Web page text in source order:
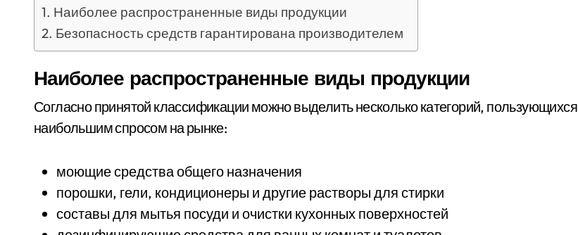
Наиболее распространенные виды продукции
Безопасность средств гарантирована производителем
Наиболее распространенные виды продукции
Согласно принятой классификации можно выделить несколько категорий, пользующихся
наибольшим спросом на рынке:
моющие средства общего назначения
порошки, гели, кондиционеры и другие растворы для стирки
составы для мытья посуди и очистки кухонных поверхностей